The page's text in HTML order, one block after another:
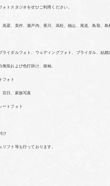
トスタジオをぜひご利用ください。
梁、美作、瀬戸内、香川、高松、福山、尾道、鳥取、島
イダルフォト、ウェディングフォト、ブライダル、結婚
垢および色打掛け、振袖、
フォト
百日、家族写真
ートフォト
け
フト等も行っております。